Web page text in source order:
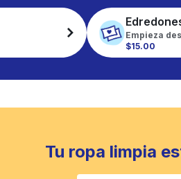
Empieza
$15.00
Tu ropa limpia